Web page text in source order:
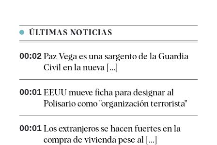
ÚLTIMAS NOTICIAS
00:02 Paz Vega es una sargento de la Guardia
Civil en la nueva [...]
00:01 EEUU mueve ficha para designar al
Polisario como "organización terrorista"
00:01 Los extranjeros se hacen fuertes en la
compra de vivienda pese al [...]